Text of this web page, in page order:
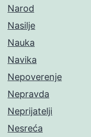
Narod
Nasilje
Nauka
Navika
Nepoverenje
Nepravda
Neprijatelji
Nesreća